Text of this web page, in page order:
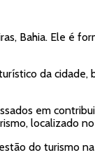
Bahia. Ele é
da
em
localizado
do turismo